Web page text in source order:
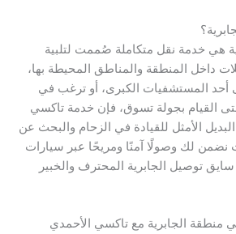
هي خدمة نقل متكاملة صُممت لتلبية
داخل المنطقة والمناطق المحيطة بها،
أحد المستشفيات الكبرى، أو ترغب في
القيام بجولة تسوق، فإن خدمة تاكسي
الأمثل للقيادة في الزحام والبحث عن
لك وصولًا آمنًا ومريحًا عبر سيارات
توصيل الجابرية المحترف والخبير
الجابرية مع تاكسي الأحمدي